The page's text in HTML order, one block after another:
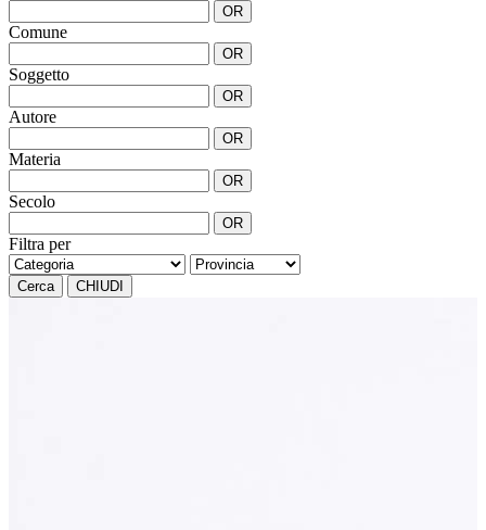
OR
Comune
OR
Soggetto
OR
Autore
OR
Materia
OR
Secolo
OR
Filtra per
Cerca CHIUDI